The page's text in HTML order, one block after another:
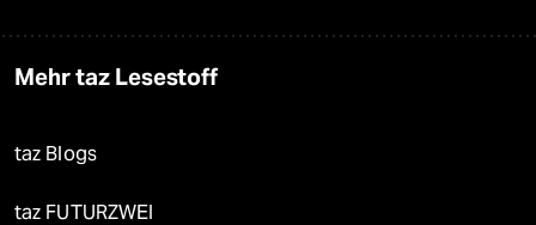
Mehr taz Lesestoff
taz Blogs
taz FUTURZWEI